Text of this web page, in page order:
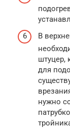
В
штуцер,
для
нужно